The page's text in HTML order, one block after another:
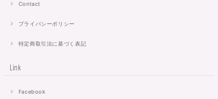
Contact
プライバシーポリシー
特定商取引法に基づく表記
Link
Facebook